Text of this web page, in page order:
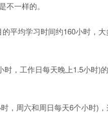
一样的。
均学习时间约160小时，大
，工作日每天晚上1.5小时)
周六和周日每天6个小时)